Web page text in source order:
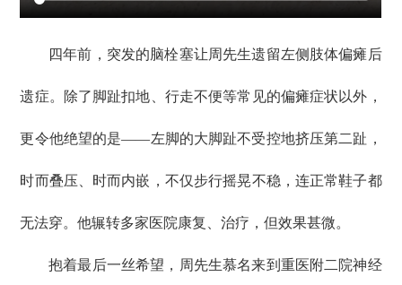
四年前，突发的脑栓塞让周先生遗留左侧肢体偏瘫后
遗症。除了脚趾扣地、行走不便等常见的偏瘫症状以外，
更令他绝望的是——左脚的大脚趾不受控地挤压第二趾，
时而叠压、时而内嵌，不仅步行摇晃不稳，连正常鞋子都
无法穿。他辗转多家医院康复、治疗，但效果甚微。
抱着最后一丝希望，周先生慕名来到重医附二院神经